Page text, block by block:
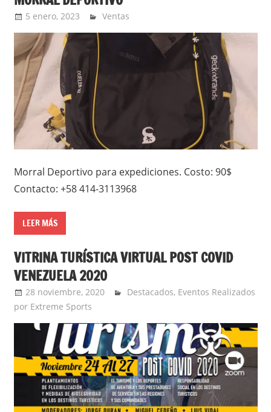
5 enero, 2023 admin
Ventas
Morral Deportivo para expediciones. Costo: 90$
Contacto: +58 414-3113968
LEER MÁS
VITRINA TURÍSTICA VIRTUAL POST COVID
VENEZUELA 2020
28 noviembre, 2020 admin
Destacados, Eventos Realizados
por Extreme Sports